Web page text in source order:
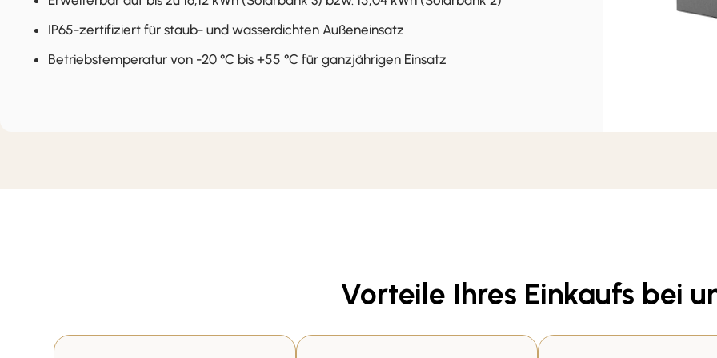
IP65-zertifiziert für staub- und wasserdichten Außeneinsatz
Betriebstemperatur von -20 °C bis +55 °C für ganzjährigen Einsatz
Vorteile Ihres Einkaufs bei